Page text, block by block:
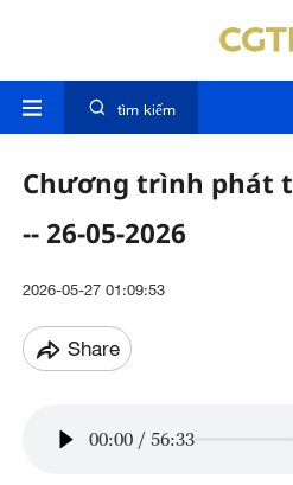
tìm kiếm
Chương trình phát
-- 26-05-2026
2026-05-27 01:09:53
Share
00:00 / 56:33